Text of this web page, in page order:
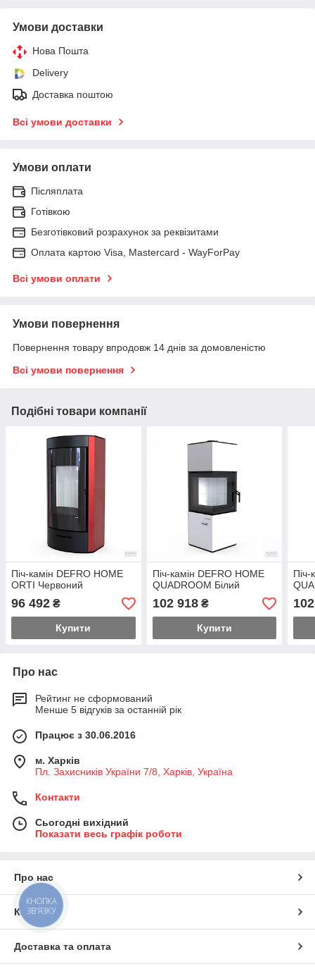
Умови доставки
Нова Пошта
Delivery
Доставка поштою
Всі умови доставки
Умови оплати
Післяплата
Готівкою
Безготівковий розрахунок за реквізитами
Оплата картою Visa, Mastercard - WayForPay
Всі умови оплати
Умови повернення
Повернення товару впродовж 14 днів за домовленістю
Всі умови повернення
Подібні товари компанії
Піч-камін DEFRO HOME
ORTI Червоний
96 492 ₴
Купити
Піч-камін DEFRO HOME
QUADROOM Білий
102 918₴
Купити
Піч-
Про нас
Рейтинг не сформований
Менше 5 відгуків за останній рік
Працює з 30.06.2016
м. Харків
Пл. Захисників України 7/8, Харків, Україна
Контакти
Сьогодні вихідний
Показати весь графік роботи
Про нас
Контакти
Доставка та оплата
КНОПКА
ЗВ'ЯЗКУ